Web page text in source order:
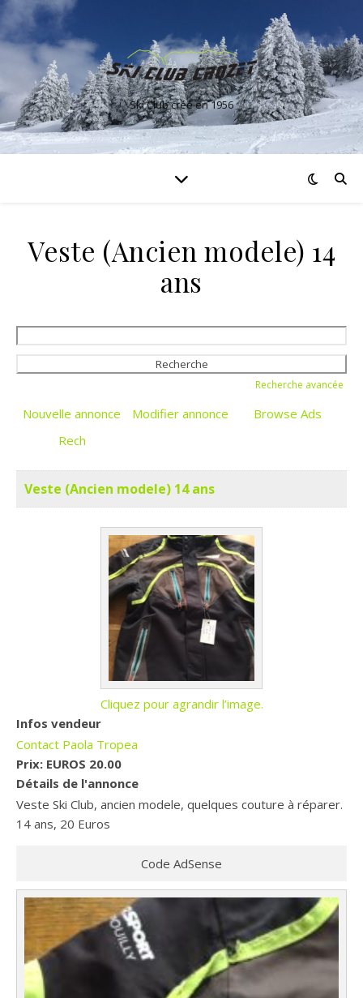
Ski Club créé en 1956
Veste (Ancien modele) 14
ans
Recherche avancée
Nouvelle annonce Modifier annonce
Browse Ads
Rech
Veste (Ancien modele) 14 ans
Cliquez pour agrandir l’image.
Infos vendeur
Contact Paola Tropea
Prix: EUROS 20.00
Détails de l'annonce
Veste Ski Club, ancien modele, quelques couture à réparer.
14 ans, 20 Euros
Code AdSense